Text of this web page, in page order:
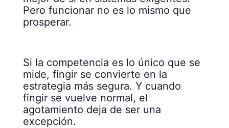
Pero funcionar no es lo mismo que
prosperar.
Si la competencia es lo único que se
mide, fingir se convierte en la
estrategia más segura. Y cuando
fingir se vuelve normal, el
agotamiento deja de ser una
excepción.